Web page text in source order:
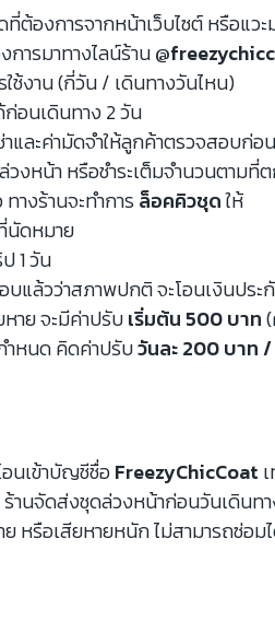
ต้องการจากหน้าเว็บไซต์ หรือแวะ
ารมาทางไลน์ร้าน
ช้งาน (กี่วัน / เดินทางวันไหน)
อนเดินทาง 2 วัน
และค่ามัดจำให้ลูกค้าตรวจสอบก่
ล่วงหน้า หรือชำระเต็มจำนวนตามที่
ทางร้านจะทำการล็อคคิวชุดให้
นัดหมาย
1 วัน
บแล้วว่าสภาพปกติ จะโอนเงินประ
หาย จะมีค่าปรับเริ่มต้น 500 บาท
ำหนด คิดค่าปรับวันละ 200 บาท
อนเข้าบัญชีชื่อFreezyChicCoat
านจัดส่งชุดล่วงหน้าก่อนวันเดินท
รือเสียหายหนัก ไม่สามารถซ่อมไ